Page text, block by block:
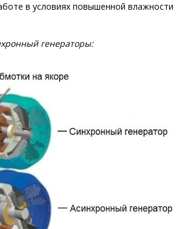
в условиях повышенной влажности
генераторы: